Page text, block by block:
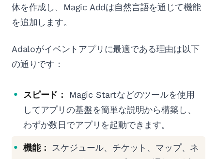
体を作成し、Magic Addは自然言語を通じて機能
を追加します。
Adaloがイベントアプリに最適である理由は以下
の通りです：
スピード：
Magic Startなどのツールを使用
してアプリの基盤を簡単な説明から構築し、
わずか数日でアプリを起動できます。
機能：
スケジュール、チケット、マップ、ネ